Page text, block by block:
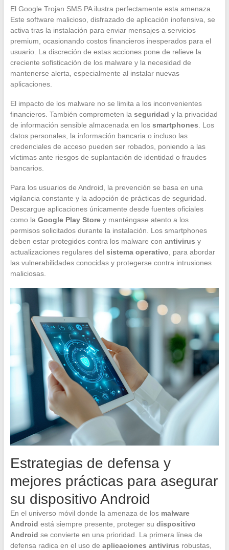
El Google Trojan SMS PA ilustra perfectamente esta amenaza.
Este software malicioso, disfrazado de aplicación inofensiva, se
activa tras la instalación para enviar mensajes a servicios
premium, ocasionando costos financieros inesperados para el
usuario. La discreción de estas acciones pone de relieve la
creciente sofisticación de los malware y la necesidad de
mantenerse alerta, especialmente al instalar nuevas
aplicaciones.
El impacto de los malware no se limita a los inconvenientes
financieros. También comprometen la seguridad y la privacidad
de información sensible almacenada en los smartphones . Los
datos personales, la información bancaria o incluso las
credenciales de acceso pueden ser robados, poniendo a las
víctimas ante riesgos de suplantación de identidad o fraudes
bancarios.
Para los usuarios de Android, la prevención se basa en una
vigilancia constante y la adopción de prácticas de seguridad.
Descargue aplicaciones únicamente desde fuentes oficiales
como la Google Play Storey manténgase atento a los
permisos solicitados durante la instalación. Los smartphones
deben estar protegidos contra los malware con antivirus y
actualizaciones regulares del sistema operativo , para abordar
las vulnerabilidades conocidas y protegerse contra intrusiones
maliciosas.
Estrategias de defensa y
mejores prácticas para asegurar
su dispositivo Android
En el universo móvil donde la amenaza de los malware
Android está siempre presente, proteger su dispositivo
Android se convierte en una prioridad. La primera línea de
defensa radica en el uso de aplicaciones antivirus robustas,